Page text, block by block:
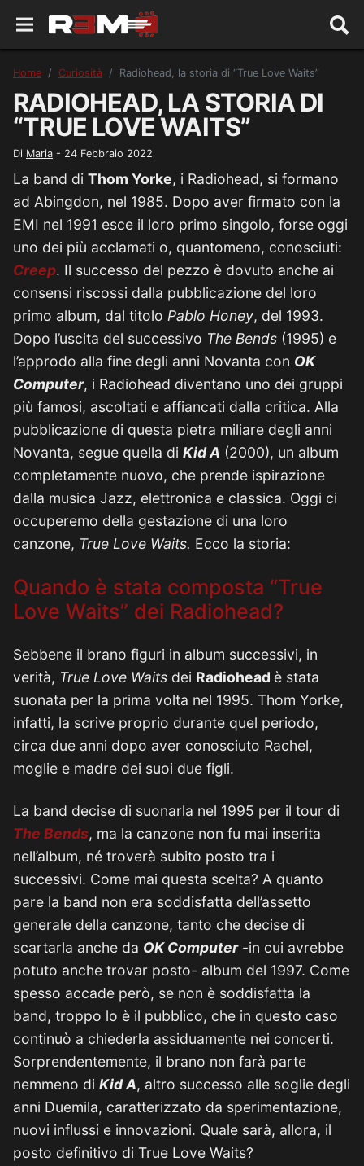
Home Curiosità Radiohead, la storia di “True Love Waits”
RADIOHEAD, LA STORIA DI
“TRUE LOVE WAITS”
Di Maria - 24 Febbraio 2022
La band di Thom Yorke, i Radiohead, si formano
ad Abingdon, nel 1985. Dopo aver firmato con la
EMI nel 1991 esce il loro primo singolo, forse oggi
uno dei più acclamati o, quantomeno, conosciuti:
Creep. Il successo del pezzo è dovuto anche ai
consensi riscossi dalla pubblicazione del loro
primo album, dal titolo Pablo Honey, del 1993.
Dopo l’uscita del successivo The Bends (1995) e
l’approdo alla fine degli anni Novanta con OK
Computer, i Radiohead diventano uno dei gruppi
più famosi, ascoltati e affiancati dalla critica. Alla
pubblicazione di questa pietra miliare degli anni
Novanta, segue quella di Kid A (2000), un album
completamente nuovo, che prende ispirazione
dalla musica Jazz, elettronica e classica. Oggi ci
occuperemo della gestazione di una loro
canzone, True Love Waits. Ecco la storia:
Quando è stata composta “True
Love Waits” dei Radiohead?
Sebbene il brano figuri in album successivi, in
verità, True Love Waits dei Radiohead è stata
suonata per la prima volta nel 1995. Thom Yorke,
infatti, la scrive proprio durante quel periodo,
circa due anni dopo aver conosciuto Rachel,
moglie e madre dei suoi due figli.
La band decise di suonarla nel 1995 per il tour di
The Bends, ma la canzone non fu mai inserita
nell’album, né troverà subito posto tra i
successivi. Come mai questa scelta? A quanto
pare la band non era soddisfatta dell’assetto
generale della canzone, tanto che decise di
scartarla anche da OK Computer-in cui avrebbe
potuto anche trovar posto- album del 1997. Come
spesso accade però, se non è soddisfatta la
band, troppo lo è il pubblico, che in questo caso
continuò a chiederla assiduamente nei concerti.
Sorprendentemente, il brano non farà parte
nemmeno di Kid A, altro successo alle soglie degli
anni Duemila, caratterizzato da sperimentazione,
nuovi influssi e innovazioni. Quale sarà, allora, il
posto definitivo di True Love Waits?